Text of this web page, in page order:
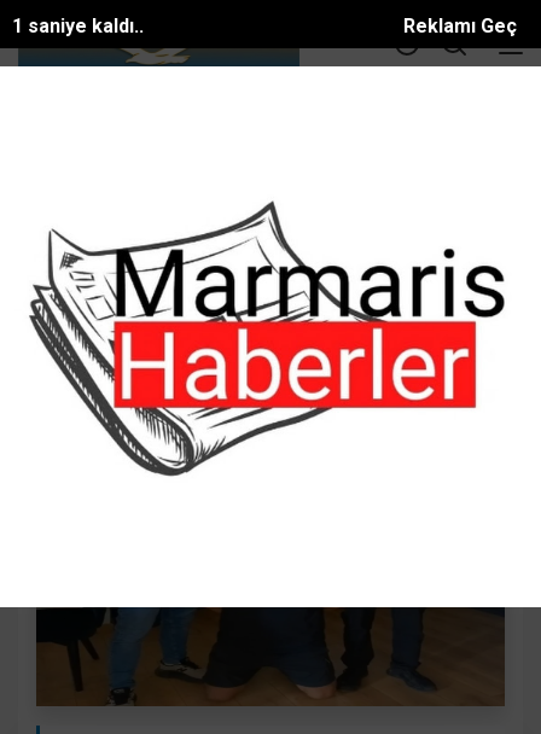
Reklamı Geç
0 saniye kaldı..
MİT’ten Alanya’da Nokta Operasyon:
MİT’ten Alanya’da Nokta Operasyon:
#ASAYİŞ
Tarih:10 Mayıs, 2026, Pazar 14:19